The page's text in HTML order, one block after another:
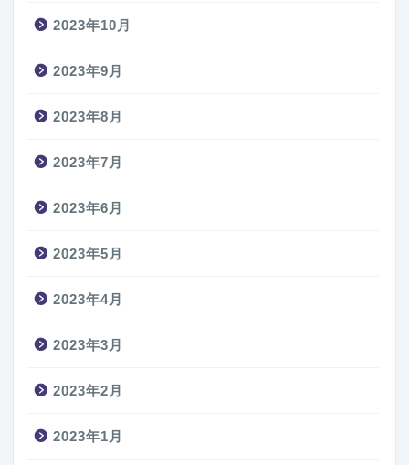
2023年10月
2023年9月
2023年8月
2023年7月
2023年6月
2023年5月
2023年4月
2023年3月
2023年2月
2023年1月